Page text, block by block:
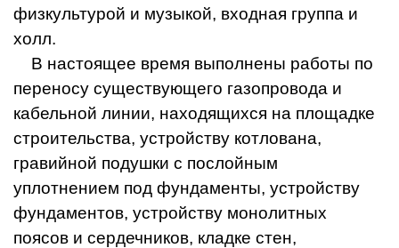
физкультурой и музыкой, входная группа и
холл.
В настоящее время выполнены работы по
переносу существующего газопровода и
кабельной линии, находящихся на площадке
строительства, устройству котлована,
гравийной подушки с послойным
уплотнением под фундаменты, устройству
фундаментов, устройству монолитных
поясов и сердечников, кладке стен,